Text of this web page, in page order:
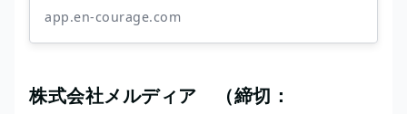
app.en-courage.com
株式会社メルディア （締切：